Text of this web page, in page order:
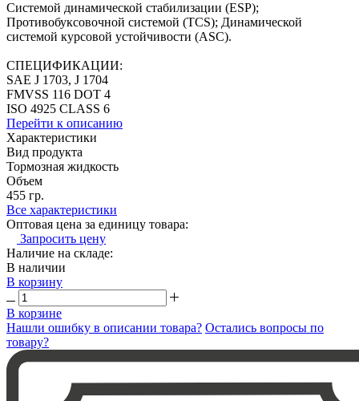
Системой динамической стабилизации (ESP);
Противобуксовочной системой (TCS); Динамической
системой курсовой устойчивости (ASC).
СПЕЦИФИКАЦИИ:
SAE J 1703, J 1704
FMVSS 116 DOT 4
ISO 4925 CLASS 6
Перейти к описанию
Характеристики
Вид продукта
Тормозная жидкость
Объем
455 гр.
Все характеристики
Оптовая цена за единицу товара:
Запросить цену
Наличие на складе:
В наличии
В корзину
В корзине
Нашли ошибку в описании товара? Остались вопросы по
товару?